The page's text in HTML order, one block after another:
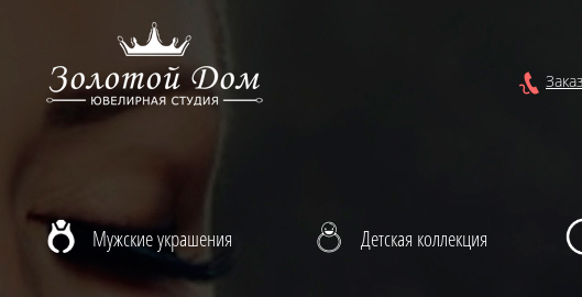
Мужские украшения Детская коллекция